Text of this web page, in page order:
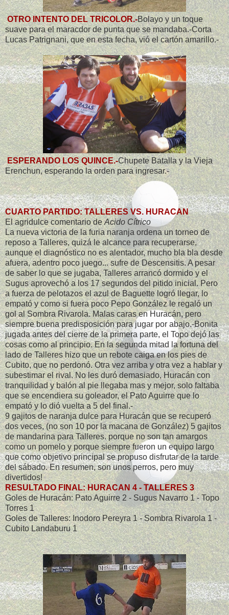
OTRO INTENTO DEL TRICOLOR.-Bolayo y un toque
suave para el maracdor de punta que se mandaba.-Corta
Lucas Patrignani, que en esta fecha, vió el cartón amarillo.-
ESPERANDO LOS QUINCE.-Chupete Batalla y la Vieja
Erenchun, esperando la orden para ingresar.-
CUARTO PARTIDO: TALLERES VS. HURACAN
El agridulce comentario deAcido Cítrico
La nueva victoria de la furia naranja ordena un torneo de
reposo a Talleres, quizá le alcance para recuperarse,
aunque el diagnóstico no es alentador, mucho bla bla desde
afuera, adentro poco juego... sufre de Descensitis. A pesar
de saber lo que se jugaba, Talleres arrancó dormido y el
Sugus aprovechó a los 17 segundos del pitido inicial. Pero
a fuerza de pelotazos el azul de Baguette logró llegar, lo
empató y como si fuera poco Pepo González le regaló un
gol al Sombra Rivarola. Malas caras en Huracán, pero
siempre buena predisposición para jugar por abajo.-Bonita
jugada antes del cierre de la primera parte, el Topo dejó las
cosas como al principio. En la segunda mitad la fortuna del
lado de Talleres hizo que un rebote caiga en los pies de
Cubito, que no perdonó. Otra vez arriba y otra vez a hablar y
subestimar el rival. No les duró demasiado, Huracán con
tranquilidad y balón al pie llegaba mas y mejor, solo faltaba
que se encendiera su goleador, el Pato Aguirre que lo
empató y lo dió vuelta a 5 del final.-
9 gajitos de naranja dulce para Huracán que se recuperó
dos veces, (no son 10 por la macana de González) 5 gajitos
de mandarina para Talleres. porque no son tan amargos
como un pomelo y porque siempre fueron un equipo largo
que como objetivo principal se propuso disfrutar de la tarde
del sábado. En resumen, son unos perros, pero muy
divertidos!
RESULTADO FINAL: HURACAN 4 - TALLERES 3
Goles de Huracán: Pato Aguirre 2 - Sugus Navarro 1 - Topo
Torres 1
Goles de Talleres: Inodoro Pereyra 1 - Sombra Rivarola 1 -
Cubito Landaburu 1